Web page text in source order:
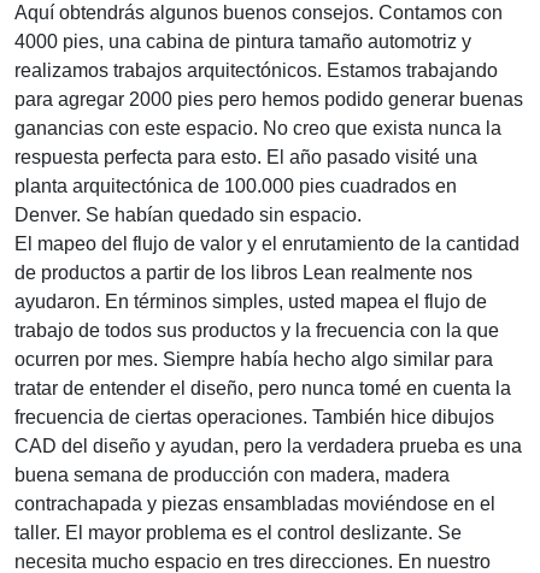
Aquí obtendrás algunos buenos consejos. Contamos con
4000 pies, una cabina de pintura tamaño automotriz y
realizamos trabajos arquitectónicos. Estamos trabajando
para agregar 2000 pies pero hemos podido generar buenas
ganancias con este espacio. No creo que exista nunca la
respuesta perfecta para esto. El año pasado visité una
planta arquitectónica de 100.000 pies cuadrados en
Denver. Se habían quedado sin espacio.
El mapeo del flujo de valor y el enrutamiento de la cantidad
de productos a partir de los libros Lean realmente nos
ayudaron. En términos simples, usted mapea el flujo de
trabajo de todos sus productos y la frecuencia con la que
ocurren por mes. Siempre había hecho algo similar para
tratar de entender el diseño, pero nunca tomé en cuenta la
frecuencia de ciertas operaciones. También hice dibujos
CAD del diseño y ayudan, pero la verdadera prueba es una
buena semana de producción con madera, madera
contrachapada y piezas ensambladas moviéndose en el
taller. El mayor problema es el control deslizante. Se
necesita mucho espacio en tres direcciones. En nuestro